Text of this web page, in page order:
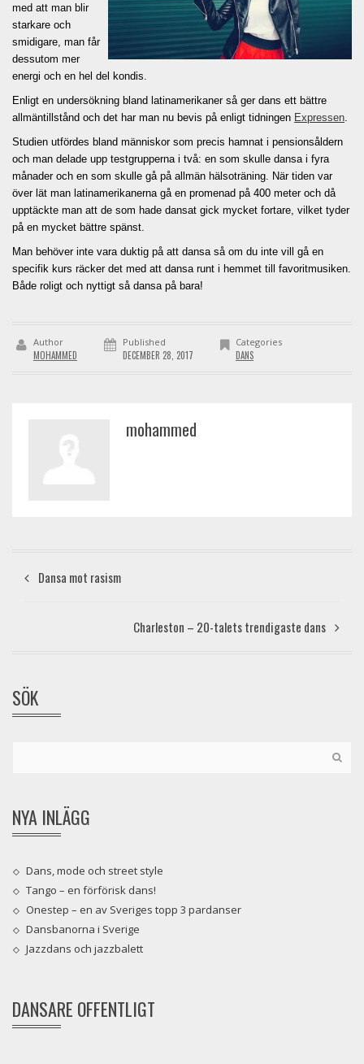
med att man blir
starkare och
smidigare, man får
dessutom mer
energi och en hel del kondis.
Enligt en undersökning bland latinamerikaner så ger dans ett bättre
allmäntillstånd och det har man nu bevis på enligt tidningen Expressen
Studien utfördes bland människor som precis hamnat i pensionsåldern
och man delade upp testgrupperna i två: en som skulle dansa i fyra
månader och en som skulle gå på allmän hälsoträning. När tiden var
över lät man latinamerikanerna gå en promenad på 400 meter och då
upptäckte man att de som hade dansat gick mycket fortare, vilket tyder
på en mycket bättre spänst.
Man behöver inte vara duktig på att dansa så om du inte vill gå en
specifik kurs räcker det med att dansa runt i hemmet till favoritmusiken.
Både roligt och nyttigt så dansa på bara!
Author
MOHAMMED
Published
DECEMBER 28, 2017
Categories
DANS
mohammed
Dansa mot rasism
Charleston – 20-talets trendigaste dans
SÖK
NYA INLÄGG
Dans, mode och street style
Tango – en förförisk dans!
Onestep – en av Sveriges topp 3 pardanser
Dansbanorna i Sverige
Jazzdans och jazzbalett
DANSARE OFFENTLIGT